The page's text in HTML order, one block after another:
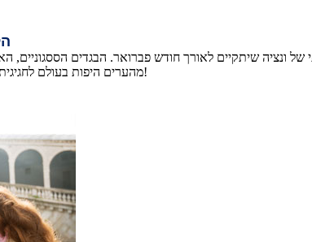
שיתקיים לאורך חודש פברואר. הבגדים הססגוניים,
מהערים היפות בעולם לחגיגית אפילו יותר מהרגיל. אנחנו כבר הכנו את התחפושות!